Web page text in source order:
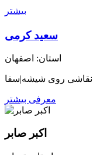
بیشتر
سعید کرمی
استان: اصفهان
معرفی بیشتر
اکبر صابر